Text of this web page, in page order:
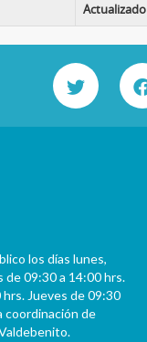
Actualizado
los días lunes,
de 09:30 a 14:00 hrs.
Jueves de 09:30
coordinación de